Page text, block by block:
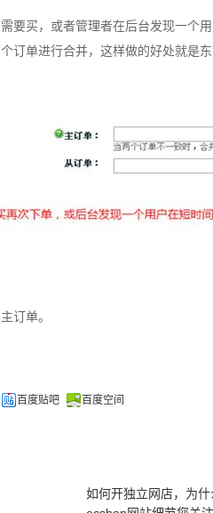
要买，或者管理者在后台发现一个
订单进行合并，这样做的好处就是
订单。
百度贴吧 百度空间
如何开独立网店，为